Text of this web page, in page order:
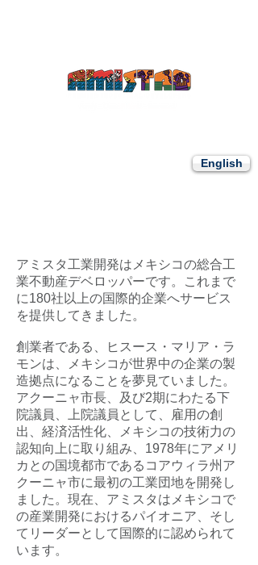
English
アミスタ工業開発はメキシコの総合工
業不動産デベロッパーです。これまで
に180社以上の国際的企業へサービス
を提供してきました。
創業者である、ヒスース・マリア・ラ
モンは、メキシコが世界中の企業の製
造拠点になることを夢見ていました。
アクーニャ市長、及び2期にわたる下
院議員、上院議員として、雇用の創
出、経済活性化、メキシコの技術力の
認知向上に取り組み、1978年にアメリ
カとの国境都市であるコアウィラ州ア
クーニャ市に最初の工業団地を開発し
ました。現在、アミスタはメキシコで
の産業開発におけるパイオニア、そし
てリーダーとして国際的に認められて
います。